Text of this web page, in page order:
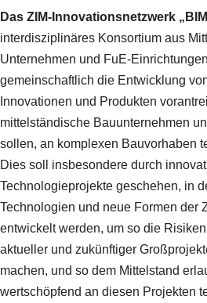
Das ZIM-Innovationsnetzwerk
interdisziplinäres Konsortium aus
Unternehmen und FuE-
gemeinschaftlich die Entwicklung
Innovationen und Produkten
mittelständische Bauunternehmen
sollen, an komplexen Bauvorhaben
Dies soll insbesondere durch
Technologieprojekte geschehen, in
Technologien und neue Formen der
entwickelt werden, um so die
aktueller und zukünftiger
machen, und so dem Mittelstand
wertschöpfend an diesen Projekten